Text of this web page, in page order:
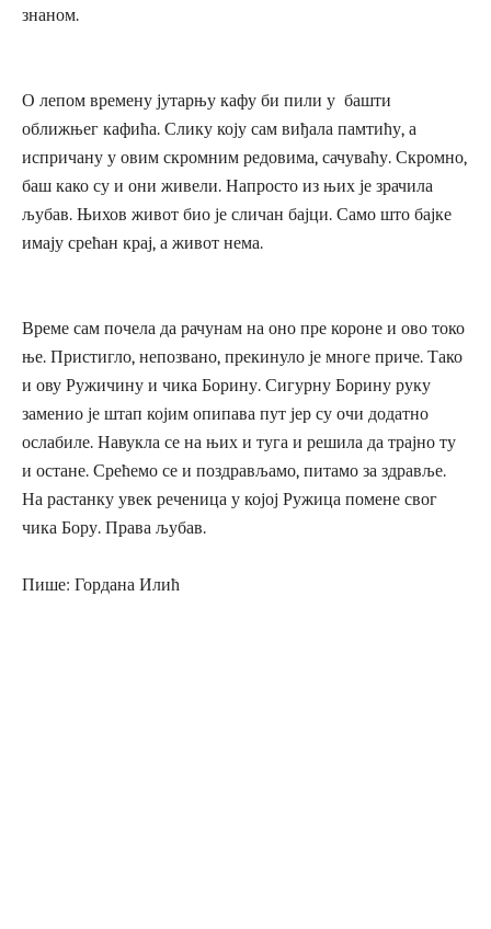
знаном.
О лепом времену јутарњу кафу би пили у башти
оближњег кафића. Слику коју сам виђала памтићу, а
испричану у овим скромним редовима, сачуваћу. Скромно,
баш како су и они живели. Напросто из њих је зрачила
љубав. Њихов живот био је сличан бајци. Само што бајке
имају срећан крај, а живот нема.
Време сам почела да рачунам на оно пре короне и ово токо
ње. Пристигло, непозвано, прекинуло је многе приче. Тако
и ову Ружичину и чика Борину. Сигурну Борину руку
заменио је штап којим опипава пут јер су очи додатно
ослабиле. Навукла се на њих и туга и решила да трајно ту
и остане. Срећемо се и поздрављамо, питамо за здравље.
На растанку увек реченица у којој Ружица помене свог
чика Бору. Права љубав.
Пише: Гордана Илић